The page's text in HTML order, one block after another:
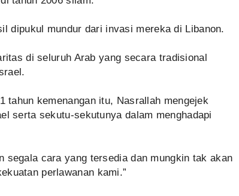
dipukul mundur dari invasi mereka di Libanon.
di seluruh Arab yang secara tradisional
tahun kemenangan itu, Nasrallah mengejek
serta sekutu-sekutunya dalam menghadapi
segala cara yang tersedia dan mungkin tak akan
perlawanan kami.”